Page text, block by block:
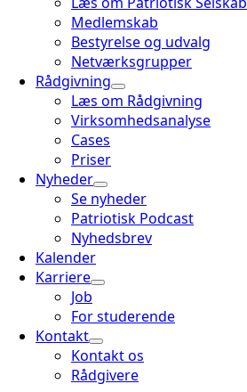
Medlemskab
Bestyrelse og udvalg
Netværksgrupper
Rådgivning
Læs om Rådgivning
Virksomhedsanalyse
Cases
Priser
Nyheder
Se nyheder
Patriotisk Podcast
Nyhedsbrev
Kalender
Karriere
Job
For studerende
Kontakt
Kontakt os
Rådgivere